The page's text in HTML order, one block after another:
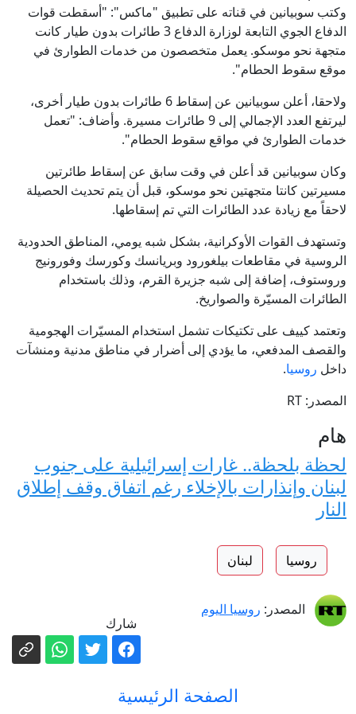
وكتب سوبيانين في قناته على تطبيق "ماكس": "أسقطت قوات
الدفاع الجوي التابعة لوزارة الدفاع 3 طائرات بدون طيار كانت
متجهة نحو موسكو. يعمل متخصصون من خدمات الطوارئ في
موقع سقوط الحطام".
ولاحقا، أعلن سوبيانين عن إسقاط 6 طائرات بدون طيار أخرى،
ليرتفع العدد الإجمالي إلى 9 طائرات مسيرة. وأضاف: "تعمل
خدمات الطوارئ في مواقع سقوط الحطام".
وكان سوبيانين قد أعلن في وقت سابق عن إسقاط طائرتين
مسيرتين كانتا متجهتين نحو موسكو، قبل أن يتم تحديث الحصيلة
لاحقاً مع زيادة عدد الطائرات التي تم إسقاطها.
وتستهدف القوات الأوكرانية، بشكل شبه يومي، المناطق الحدودية
الروسية في مقاطعات بيلغورود وبريانسك وكورسك وفورونيج
وروستوف، إضافة إلى شبه جزيرة القرم، وذلك باستخدام
الطائرات المسيّرة والصواريخ.
وتعتمد كييف على تكتيكات تشمل استخدام المسيّرات الهجومية
والقصف المدفعي، ما يؤدي إلى أضرار في مناطق مدنية ومنشآت
داخل روسيا.
المصدر: RT
هام
لحظة بلحظة.. غارات إسرائيلية على جنوب
لبنان وإنذارات بالإخلاء رغم اتفاق وقف إطلاق
النار
روسيا لبنان
المصدر: روسيا اليوم
شارك
الصفحة الرئيسية